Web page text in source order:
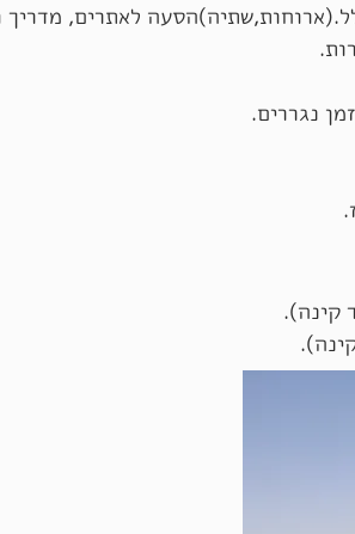
לאתרים, מדריך
נגררים.